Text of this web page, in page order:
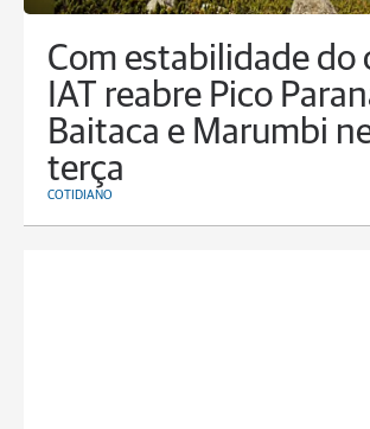
Com estabilidade do
IAT reabre Pico
Baitaca e Marumbi
terça
COTIDIANO